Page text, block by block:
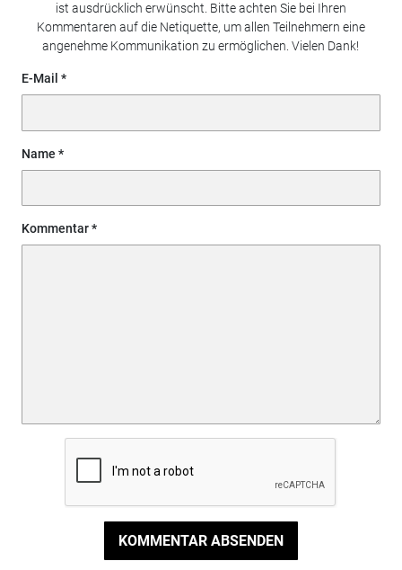
ist ausdrücklich erwünscht. Bitte achten Sie bei Ihren
Kommentaren auf die Netiquette, um allen Teilnehmern eine
angenehme Kommunikation zu ermöglichen. Vielen Dank!
E-Mail
Name
Kommentar
KOMMENTAR ABSENDEN